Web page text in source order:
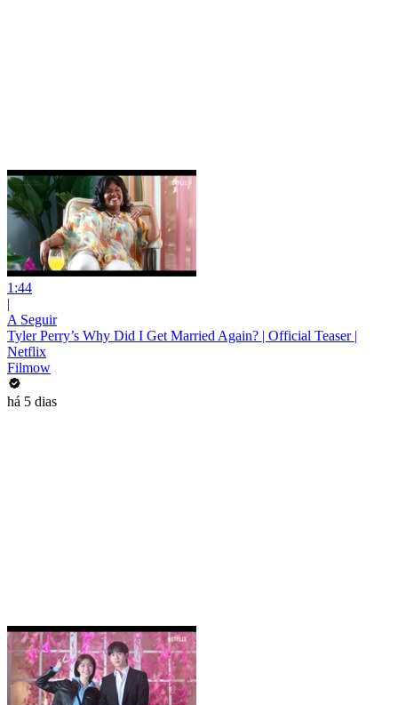
1:44
|
A Seguir
Tyler Perry’s Why Did I Get Married Again? | Official Teaser |
Netflix
Filmow
há 5 dias